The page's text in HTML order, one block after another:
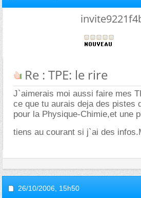
Re : TPE: le rire
J`aimerais moi aussi faire mes
ce que tu aurais deja des pistes
pour la Physique-Chimie,et une
tiens au courant si j`ai des
26/10/2006, 15h50